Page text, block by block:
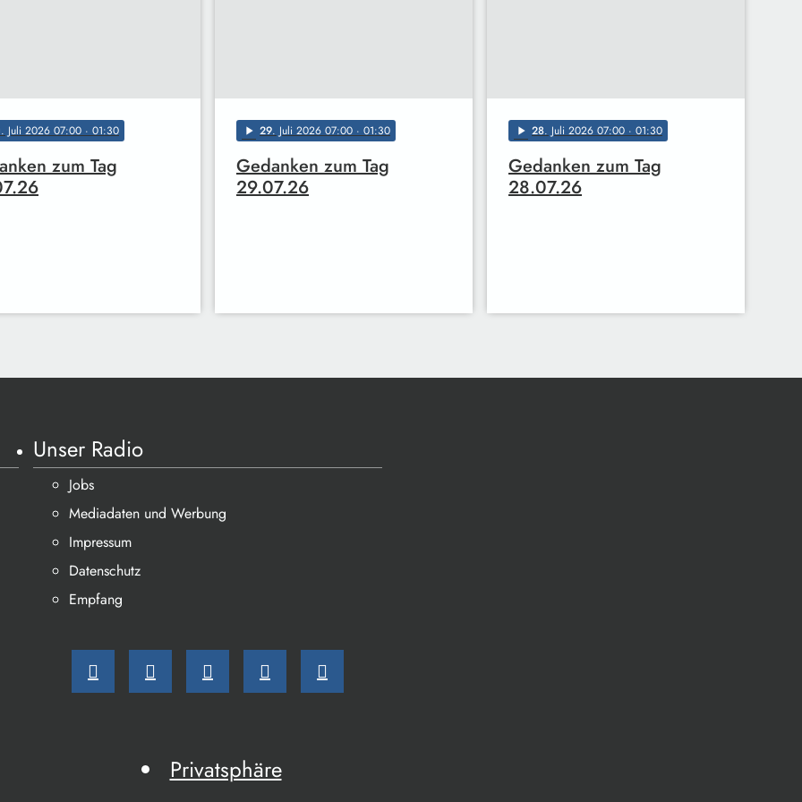
. Juli 2026 07:00 · 01:30
zum Tag
play_arrow 29. Juli 2026 07:00 · 01:30
Gedanken zum Tag
29.07.26
play_arrow 28. Juli 2026 07:00 · 01:30
Gedanken zum Tag
28.07.26
Unser Radio
Jobs
Mediadaten und Werbung
Impressum
Datenschutz
Empfang
Privatsphäre